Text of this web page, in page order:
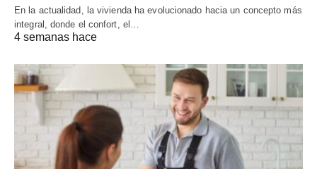
En la actualidad, la vivienda ha evolucionado hacia un concepto más
integral, donde el confort, el…
4 semanas hace